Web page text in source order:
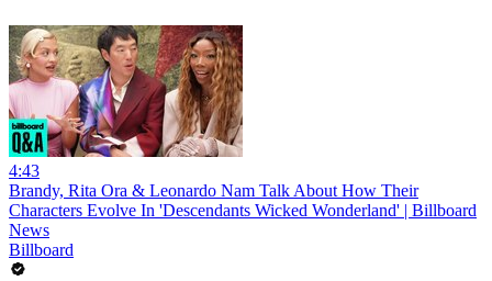
4:43
Brandy, Rita Ora & Leonardo Nam Talk About How Their
Characters Evolve In 'Descendants Wicked Wonderland' | Billboard
News
Billboard